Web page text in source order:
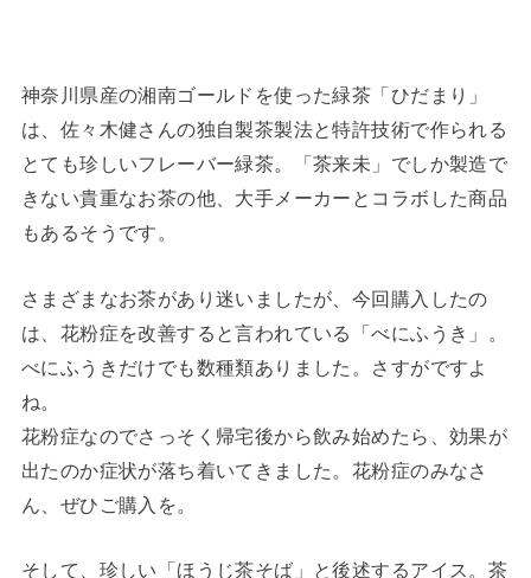
神奈川県産の湘南ゴールドを使った緑茶「ひだまり」
は、佐々木健さんの独自製茶製法と特許技術で作られる
とても珍しいフレーバー緑茶。「茶来未」でしか製造で
きない貴重なお茶の他、大手メーカーとコラボした商品
もあるそうです。
さまざまなお茶があり迷いましたが、今回購入したの
は、花粉症を改善すると言われている「べにふうき」。
べにふうきだけでも数種類ありました。さすがですよ
ね。
花粉症なのでさっそく帰宅後から飲み始めたら、効果が
出たのか症状が落ち着いてきました。花粉症のみなさ
ん、ぜひご購入を。
そして、珍しい「ほうじ茶そば」と後述するアイス。茶